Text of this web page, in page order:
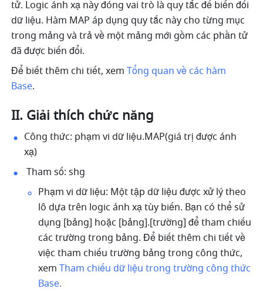
tử. Logic ánh xạ này đóng vai trò là quy tắc để biến đổi
dữ liệu. Hàm MAP áp dụng quy tắc này cho từng mục
trong mảng và trả về một mảng mới gồm các phần tử
đã được biến đổi.
Để biết thêm chi tiết, xem Tổng quan về các hàm
Base.
II. Giải thích chức năng
Công thức: phạm vi dữ liệu.MAP(giá trị được ánh
xạ)
Tham số: shg
Phạm vi dữ liệu: Một tập dữ liệu được xử lý theo
lô dựa trên logic ánh xạ tùy biến. Bạn có thể sử
dụng [bảng] hoặc [bảng].[trường] để tham chiếu
các trường trong bảng. Để biết thêm chi tiết về
việc tham chiếu trường bảng trong công thức,
xem Tham chiếu dữ liệu trong trường công thức
Base.